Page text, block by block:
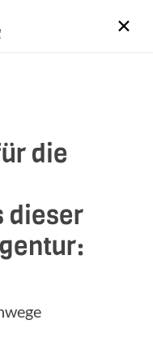
die
dieser